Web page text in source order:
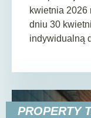
kwietnia 2026
dniu 30
indywidualną
PROPERTY